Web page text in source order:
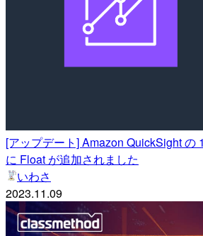
[アップデート] Amazon QuickSight の
に Float が追加されました
いわさ
2023.11.09